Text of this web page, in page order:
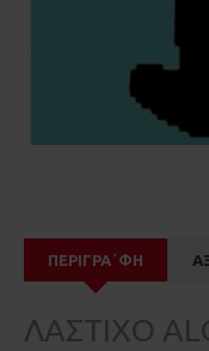
ΠΕΡΙΓΡΑ΄ΦΉ
ΛΑΣΤΙΧΟ